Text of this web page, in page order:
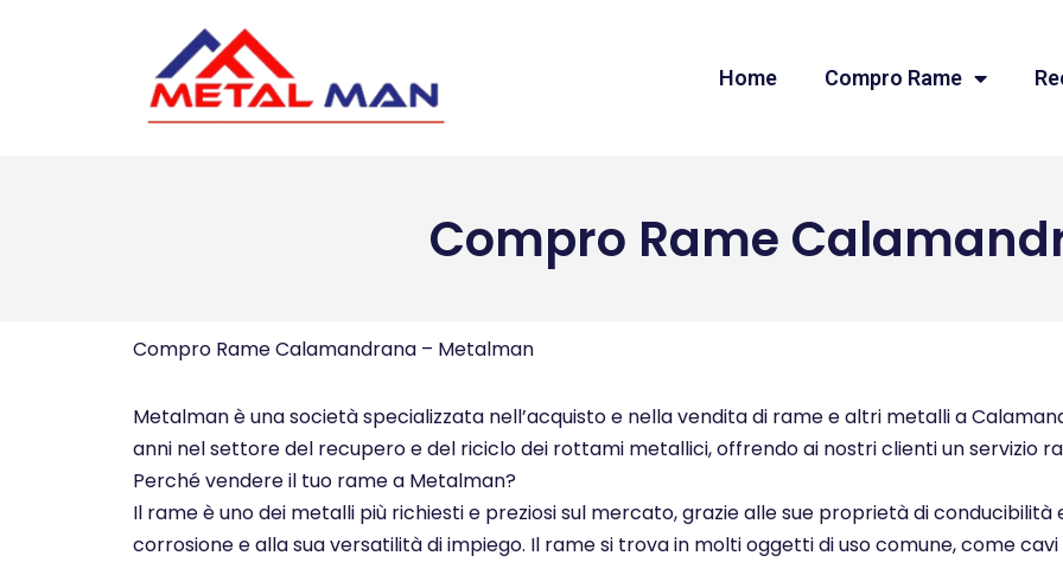
Home Compro Rame
Compro Rame
Compro Rame Calamandrana – Metalman
Metalman è una società specializzata nell’acquisto e nella vendita di rame e altri metalli a
anni nel settore del recupero e del riciclo dei rottami metallici, offrendo ai nostri clienti un servizio
Perché vendere il tuo rame a Metalman?
Il rame è uno dei metalli più richiesti e preziosi sul mercato, grazie alle sue proprietà di
corrosione e alla sua versatilità di impiego. Il rame si trova in molti oggetti di uso comune, come